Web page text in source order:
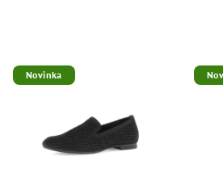
Novinka